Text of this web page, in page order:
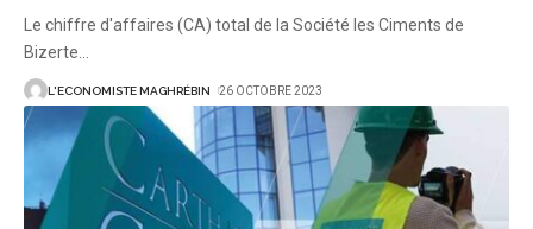
Le chiffre d'affaires (CA) total de la Société les Ciments de
Bizerte
L'ECONOMISTE MAGHRÉBIN 26 OCTOBRE 2023